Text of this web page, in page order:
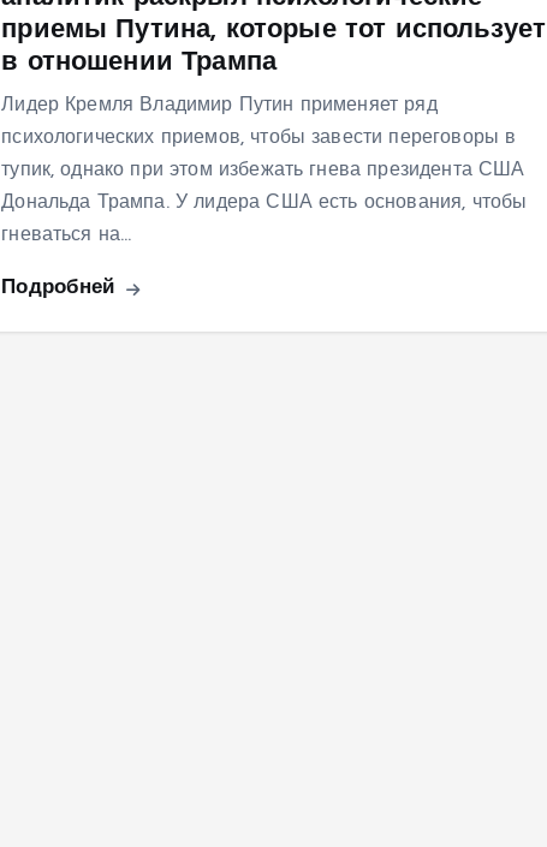
приемы Путина, которые тот использует
в отношении Трампа
Лидер Кремля Владимир Путин применяет ряд
психологических приемов, чтобы завести переговоры в
тупик, однако при этом избежать гнева президента США
Дональда Трампа. У лидера США есть основания, чтобы
гневаться на…
Подробней